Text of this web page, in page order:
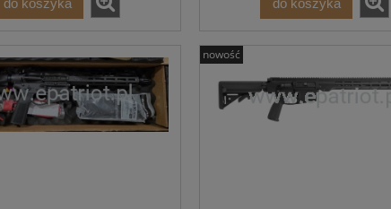
do koszyka do koszyka
nowość